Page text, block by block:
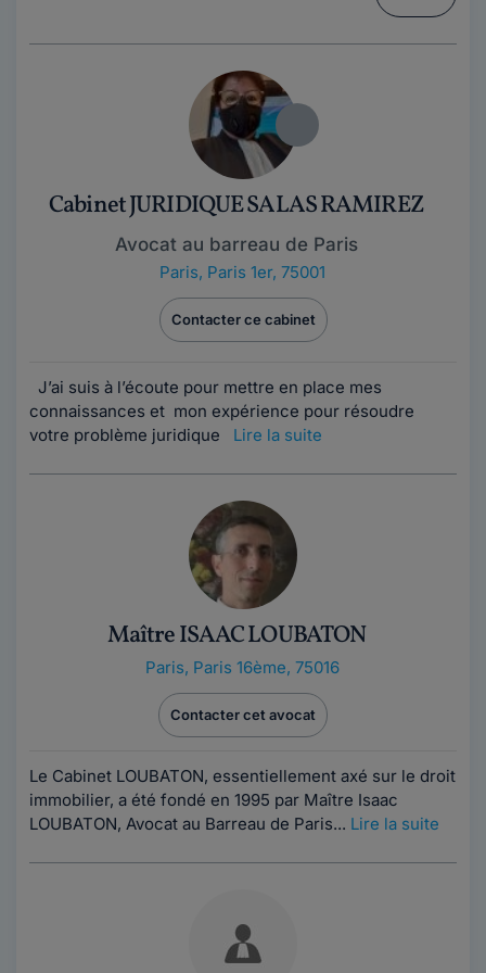
Cabinet JURIDIQUE SALAS RAMIREZ
Avocat au barreau de Paris
Paris, Paris 1er, 75001
Contacter ce cabinet
J’ai suis à l’écoute pour mettre en place mes
connaissances et mon expérience pour résoudre
votre problème juridique Lire la suite
Maître ISAAC LOUBATON
Paris, Paris 16ème, 75016
Contacter cet avocat
Le Cabinet LOUBATON, essentiellement axé sur le droit
immobilier, a été fondé en 1995 par Maître Isaac
LOUBATON, Avocat au Barreau de Paris... Lire la suite